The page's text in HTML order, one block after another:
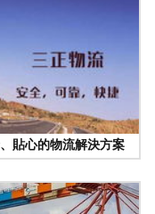
貼心的物流解決方案